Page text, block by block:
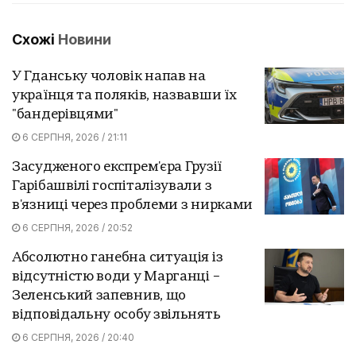
Схожі Новини
У Гданську чоловік напав на
українця та поляків, назвавши їх
"бандерівцями"
6 СЕРПНЯ, 2026 / 21:11
Засудженого експрем'єра Грузії
Гарібашвілі госпіталізували з
в'язниці через проблеми з нирками
6 СЕРПНЯ, 2026 / 20:52
Абсолютно ганебна ситуація із
відсутністю води у Марганці –
Зеленський запевнив, що
відповідальну особу звільнять
6 СЕРПНЯ, 2026 / 20:40